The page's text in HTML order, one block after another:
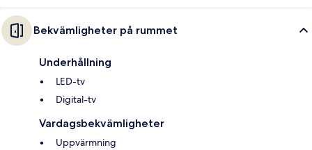
Bekvämligheter på rummet
Underhållning
LED-tv
Digital-tv
Vardagsbekvämligheter
Uppvärmning